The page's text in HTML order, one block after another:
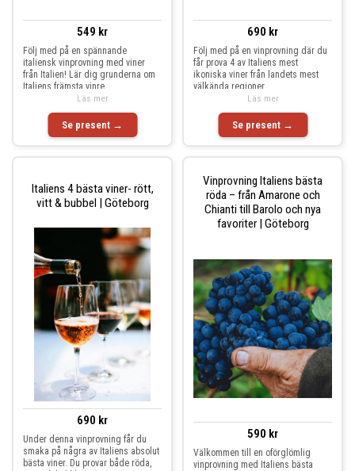
549 kr
Följ med på en spännande
italiensk vinprovning med viner
från Italien! Lär dig grunderna om
Italiens främsta vinre
Se present →
Läs mer
690 kr
Följ med på en vinprovning där du
får prova 4 av Italiens mest
ikoniska viner från landets mest
välkända regioner
Se present →
Läs mer
Italiens 4 bästa viner- rött,
vitt & bubbel | Göteborg
690 kr
Under denna vinprovning får du
smaka på några av Italiens absolut
bästa viner. Du provar både röda,
Vinprovning Italiens bästa
röda – från Amarone och
Chianti till Barolo och nya
favoriter | Göteborg
590 kr
Välkommen till en oförglömlig
vinprovning med Italiens bästa